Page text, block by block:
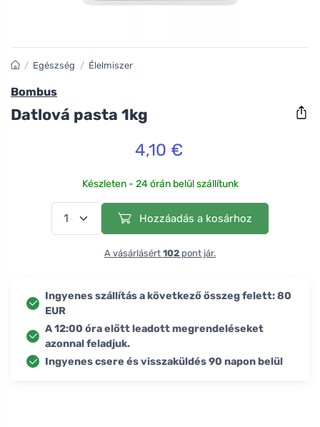
/ Egészség / Élelmiszer
Bombus
Datlová pasta 1kg
4,10 €
Készleten - 24 órán belül szállítunk
Hozzáadás a kosárhoz
A vásárlásért 102 pont jár.
Ingyenes szállítás a következő összeg felett: 80
EUR
A 12:00 óra előtt leadott megrendeléseket
azonnal feladjuk.
Ingyenes csere és visszaküldés 90 napon belül